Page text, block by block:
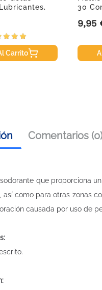
Carrito
30
Precio
9,95
Comentarios (0)
que proporciona
así como para otras zonas
causada por uso de